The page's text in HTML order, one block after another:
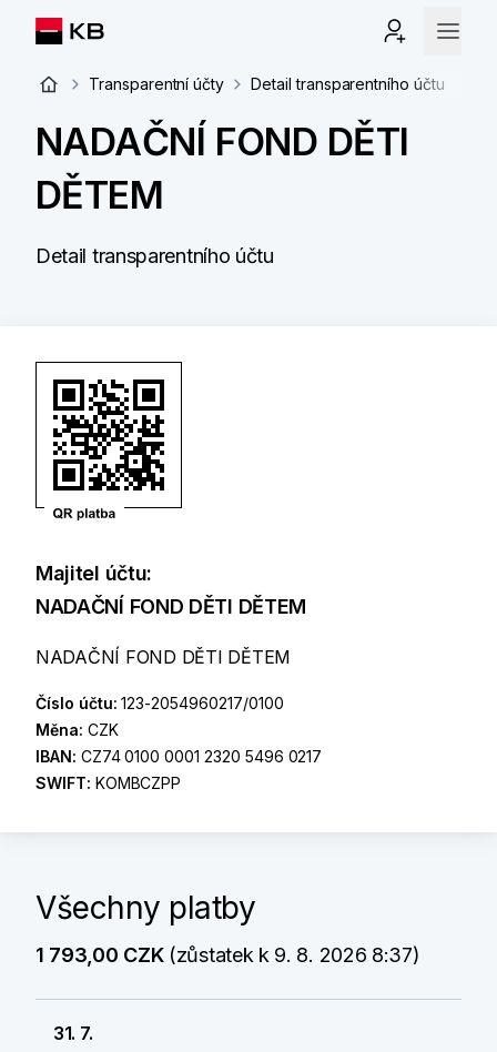
Transparentní účty Detail transparentního účtu
NADAČNÍ FOND DĚTI
DĚTEM
Detail transparentního účtu
Majitel účtu:
NADAČNÍ FOND DĚTI DĚTEM
NADAČNÍ FOND DĚTI DĚTEM
Číslo účtu:123-2054960217/0100
Měna: CZK
IBAN: CZ74 0100 0001 2320 5496 0217
SWIFT: KOMBCZPP
Všechny platby
1 793,00 CZK(zůstatek k 9. 8. 2026 8:37)
31. 7.